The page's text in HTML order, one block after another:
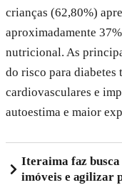
crianças (62,80%)
aproximadamente
nutricional. As
do risco para diabetes
cardiovasculares e
autoestima e maior
Iteraima faz
imóveis e agilizar